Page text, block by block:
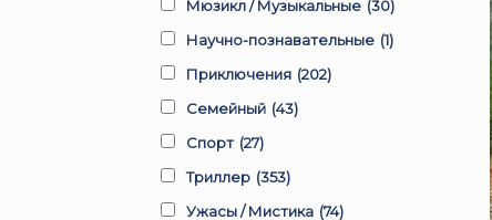
Мюзикл / Музыкальные (30)
Научно-познавательные (1)
Приключения (202)
Семейный (43)
Спорт (27)
Триллер (353)
Ужасы / Мистика (74)